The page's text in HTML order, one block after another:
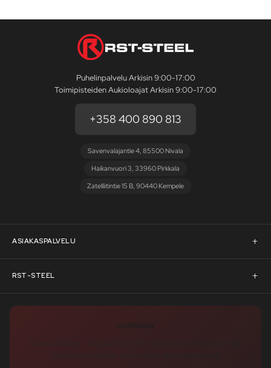
Puhelinpalvelu Arkisin 9:00-17:00
Toimipisteiden Aukioloajat Arkisin 9:00-17:00
+358 400 890 813
Savenvalajantie 4, 85500 Nivala
Haikanvuori 3, 33960 Pirkkala
Zatelliitintie 15 B, 90440 Kempele
ASIAKASPALVELU
Asiakaspalvelu
Pyydä tarjous
RST-STEEL
RST-Steelin tarina
Uutiskirje